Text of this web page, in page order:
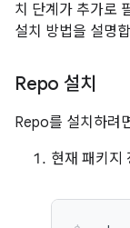
치 단계가 추가로
설치 방법을 설명
Repo 설치
Repo를 설치하려
현재 패키지